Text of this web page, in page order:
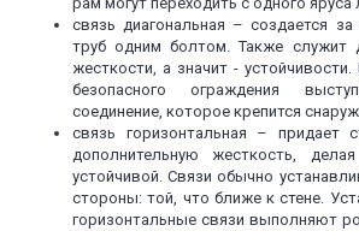
связь диагональная – создается за
труб одним болтом. Также служит
жесткости, а значит - устойчивости.
безопасного ограждения
соединение, которое крепится
связь горизонтальная – придает
дополнительную жесткость,
устойчивой. Связи обычно
стороны: той, что ближе к стене.
горизонтальные связи выполняют